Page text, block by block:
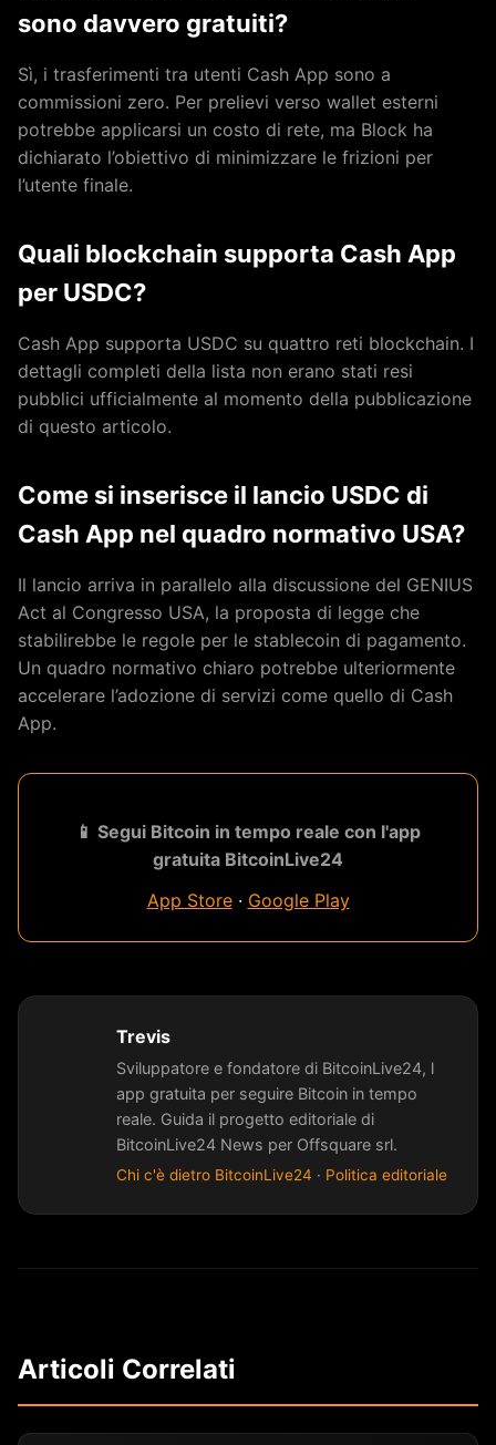
sono davvero gratuiti?
Sì, i trasferimenti tra utenti Cash App sono a
commissioni zero. Per prelievi verso wallet esterni
potrebbe applicarsi un costo di rete, ma Block ha
dichiarato l’obiettivo di minimizzare le frizioni per
l’utente finale.
Quali blockchain supporta Cash App
per USDC?
Cash App supporta USDC su quattro reti blockchain. I
dettagli completi della lista non erano stati resi
pubblici ufficialmente al momento della pubblicazione
di questo articolo.
Come si inserisce il lancio USDC di
Cash App nel quadro normativo USA?
Il lancio arriva in parallelo alla discussione del GENIUS
Act al Congresso USA, la proposta di legge che
stabilirebbe le regole per le stablecoin di pagamento.
Un quadro normativo chiaro potrebbe ulteriormente
accelerare l’adozione di servizi come quello di Cash
App.
📱 Segui Bitcoin in tempo reale con l'app
gratuita BitcoinLive24
App Store· Google Play
Trevis
Sviluppatore e fondatore di BitcoinLive24, l
app gratuita per seguire Bitcoin in tempo
reale. Guida il progetto editoriale di
BitcoinLive24 News per Offsquare srl.
Chi c'è dietro BitcoinLive24 · Politica editoriale
Articoli Correlati